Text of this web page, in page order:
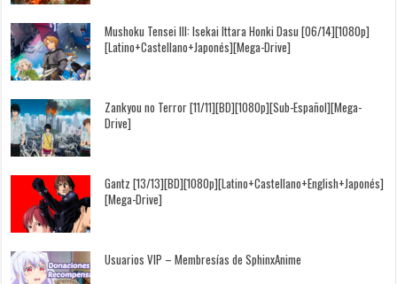
Mushoku Tensei III: Isekai Ittara Honki Dasu [06/14][1080p]
[Latino+Castellano+Japonés][Mega-Drive]
Zankyou no Terror [11/11][BD][1080p][Sub-Español][Mega-
Drive]
Gantz [13/13][BD][1080p][Latino+Castellano+English+Japonés]
[Mega-Drive]
Usuarios VIP – Membresías de SphinxAnime